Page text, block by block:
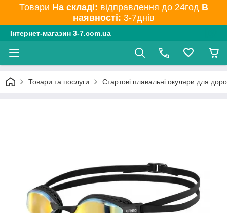
Товари На складі: відправлення до 24год В
наявності: 3-7днів
Інтернет-магазин 3-7.com.ua
Товари та послуги Стартові плавальні окуляри для